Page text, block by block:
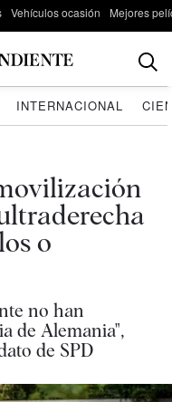
Vehículos ocasión Mejores
INTERNACIONAL
o
no han
de Alemania",
de SPD